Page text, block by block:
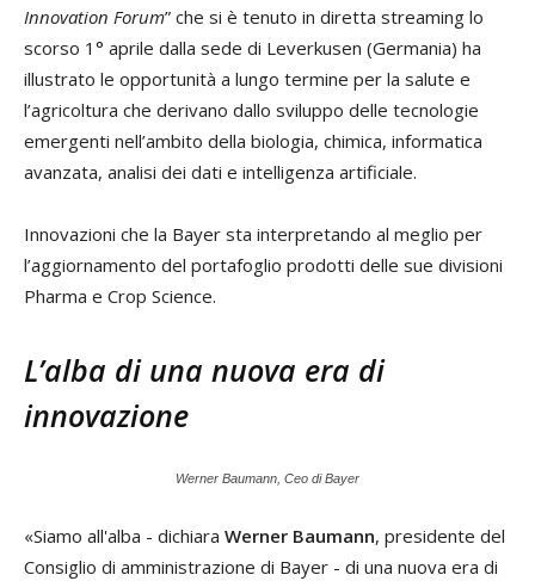
Innovation Forum” che si è tenuto in diretta streaming lo
scorso 1° aprile dalla sede di Leverkusen (Germania) ha
illustrato le opportunità a lungo termine per la salute e
l’agricoltura che derivano dallo sviluppo delle tecnologie
emergenti nell’ambito della biologia, chimica, informatica
avanzata, analisi dei dati e intelligenza artificiale.
Innovazioni che la Bayer sta interpretando al meglio per
l’aggiornamento del portafoglio prodotti delle sue divisioni
Pharma e Crop Science.
L’alba di una nuova era di
innovazione
Werner Baumann, Ceo di Bayer
«Siamo all'alba - dichiara Werner Baumann, presidente del
Consiglio di amministrazione di Bayer - di una nuova era di